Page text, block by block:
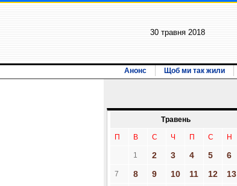
30 травня 2018
Анонс Щоб ми так жили
Травень
П В С Ч П С Н
1 2 3 4 5 6
7 8 9 10 11 12
13